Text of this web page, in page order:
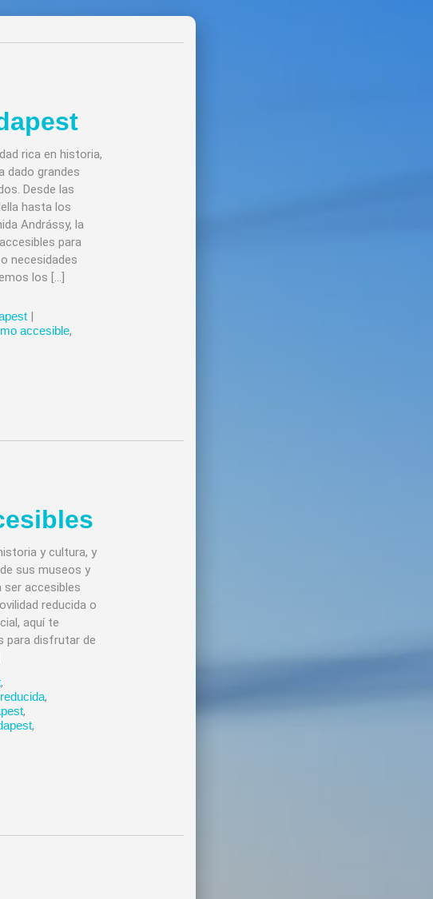
rica en historia,
dado grandes
Desde las
hasta los
Andrássy, la
para
necesidades
los […]
|
accesible,
y cultura, y
sus museos y
ser accesibles
reducida o
aquí te
para disfrutar de
,
,
,
,